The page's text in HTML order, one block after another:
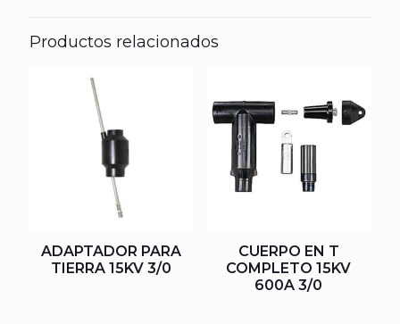
Productos relacionados
ADAPTADOR PARA
TIERRA 15KV 3/0
CUERPO EN T
COMPLETO 15KV
600A 3/0